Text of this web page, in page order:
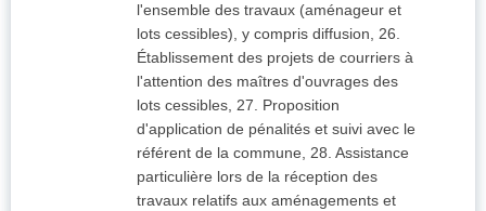
l'ensemble des travaux (aménageur et
lots cessibles), y compris diffusion, 26.
Établissement des projets de courriers à
l'attention des maîtres d'ouvrages des
lots cessibles, 27. Proposition
d'application de pénalités et suivi avec le
référent de la commune, 28. Assistance
particulière lors de la réception des
travaux relatifs aux aménagements et